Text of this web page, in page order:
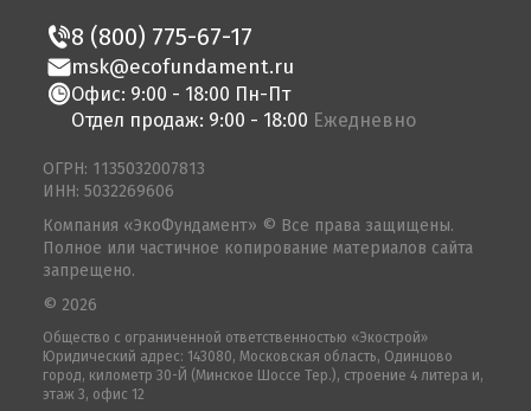
8 (800) 775-67-17
msk@ecofundament.ru
Офис: 9:00 - 18:00 Пн-Пт
Отдел продаж: 9:00 - 18:00 Ежедневно
Общество с ограниченной ответственностью «Экострой»
Юридический адрес: 143080, Московская область, Одинцово
город, километр 30-Й (Минское Шоссе Тер.), строение 4 литера и,
этаж 3, офис 12
ОГРН: 1135032007813
ИНН: 5032269606
Компания «ЭкоФундамент» © Все права защищены.
Полное или частичное копирование материалов сайта
запрещено.
© 2026